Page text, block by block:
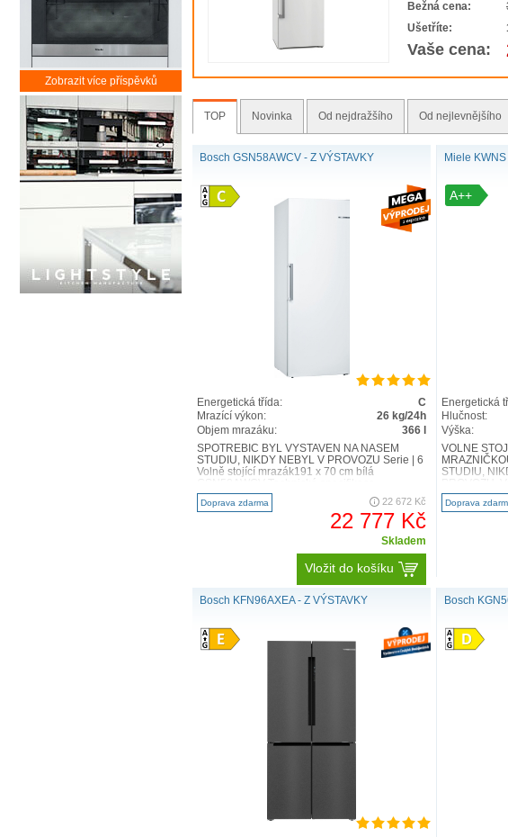
Bežná cena:
Ušetříte:
Vaše cena:
TOP Novinka Od nejdražšího Od nejlevnějšího
Bosch GSN58AWCV - Z VÝSTAVKY
Energetická třída:
C
Mrazící výkon:
26 kg/24h
Objem mrazáku:
366 l
SPOTŘEBIČ BYL VYSTAVEN NA NAŠEM
STUDIU, NIKDY NEBYL V PROVOZU Serie | 6
Volně stojící mrazák191 x 70 cm bílá
Doprava zdarma 22 672 Kč
22 777 Kč
Skladem
Vložit do košíku
Miele
A++
Energetická
Hlučnost:
Výška:
VOLNĚ
STUDIU,
mrazničkou s
Doprava
Bosch KFN96AXEA - Z VÝSTAVKY Bosch
Zobrazit více příspěvků